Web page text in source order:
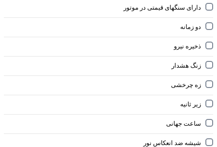
دارای سنگهای قیمتی در موتور
دو زمانه
ذخیره نیرو
زنگ هشدار
زه چرخشی
زیر ثانیه
ساعت جهانی
شیشه ضد انعکاس نور